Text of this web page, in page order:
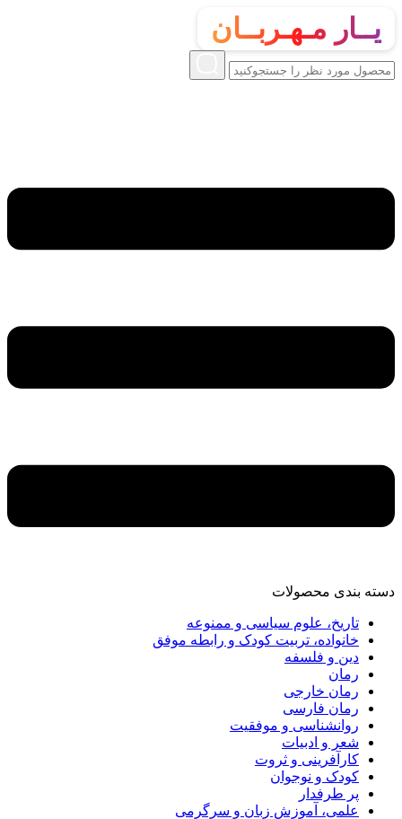
یــار مـهـربــان
دسته‌ بندی محصولات
تاریخ، علوم سیاسی و ممنوعه
خانواده، تربیت کودک و رابطه موفق
دین و فلسفه
رمان
رمان خارجی
رمان فارسی
روانشناسی و موفقیت
شعر و ادبیات
کارآفرینی و ثروت
کودک و نوجوان
پر طرفدار
علمی، آموزش زبان و سرگرمی